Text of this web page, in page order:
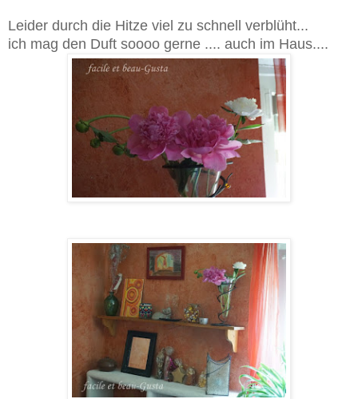
Leider durch die Hitze viel zu schnell verblüht...
ich mag den Duft soooo gerne .... auch im Haus....